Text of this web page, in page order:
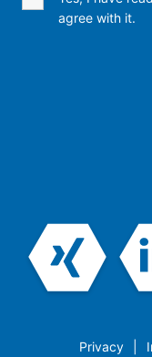
agree with it.
Privacy